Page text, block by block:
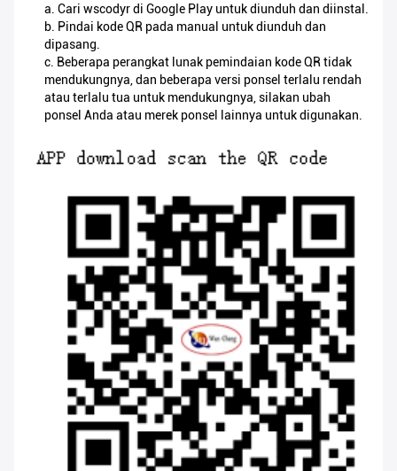
a. Cari wscodyr di Google Play untuk diunduh dan diinstal.
b. Pindai kode QR pada manual untuk diunduh dan
dipasang.
c. Beberapa perangkat lunak pemindaian kode QR tidak
mendukungnya, dan beberapa versi ponsel terlalu rendah
atau terlalu tua untuk mendukungnya, silakan ubah
ponsel Anda atau merek ponsel lainnya untuk digunakan.